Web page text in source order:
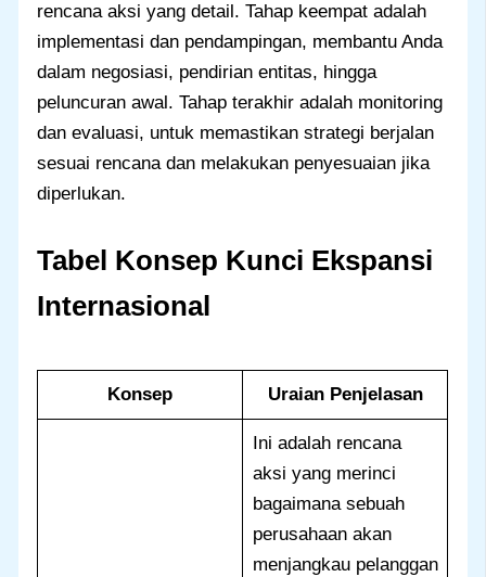
rencana aksi yang detail. Tahap keempat adalah
implementasi dan pendampingan, membantu Anda
dalam negosiasi, pendirian entitas, hingga
peluncuran awal. Tahap terakhir adalah monitoring
dan evaluasi, untuk memastikan strategi berjalan
sesuai rencana dan melakukan penyesuaian jika
diperlukan.
Tabel Konsep Kunci Ekspansi
Internasional
Konsep Uraian Penjelasan
Ini adalah rencana
aksi yang merinci
bagaimana sebuah
perusahaan akan
menjangkau pelanggan